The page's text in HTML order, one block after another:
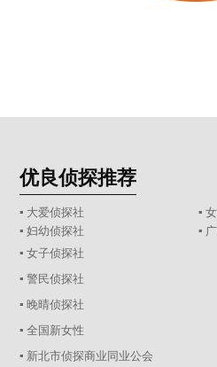
优良侦探推荐
▪ 大爱侦探社
▪
▪ 妇幼侦探社
▪
▪ 女子侦探社
▪ 警民侦探社
▪ 晚晴侦探社
▪ 全国新女性
▪ 新北市侦探商业同业公会